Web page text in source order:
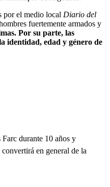
por el medio local Diario del
fuertemente armados y
Por su parte, las
identidad, edad y género de
durante 10 años y
en general de la